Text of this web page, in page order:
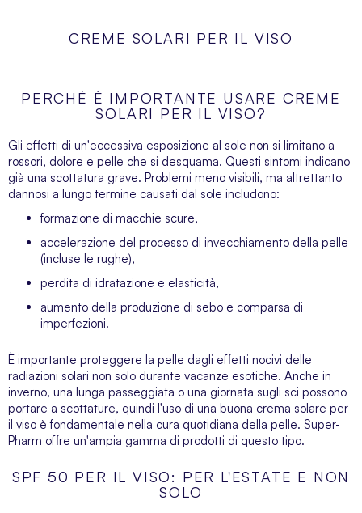
CREME SOLARI PER IL VISO
PERCHÉ È IMPORTANTE USARE CREME
SOLARI PER IL VISO?
Gli effetti di un'eccessiva esposizione al sole non si limitano a
rossori, dolore e pelle che si desquama. Questi sintomi indicano
già una scottatura grave. Problemi meno visibili, ma altrettanto
dannosi a lungo termine causati dal sole includono:
formazione di macchie scure,
accelerazione del processo di invecchiamento della pelle
(incluse le rughe),
perdita di idratazione e elasticità,
aumento della produzione di sebo e comparsa di
imperfezioni.
È importante proteggere la pelle dagli effetti nocivi delle
radiazioni solari non solo durante vacanze esotiche. Anche in
inverno, una lunga passeggiata o una giornata sugli sci possono
portare a scottature, quindi l'uso di una buona crema solare per
il viso è fondamentale nella cura quotidiana della pelle. Super-
Pharm offre un'ampia gamma di prodotti di questo tipo.
SPF 50 PER IL VISO: PER L'ESTATE E NON
SOLO